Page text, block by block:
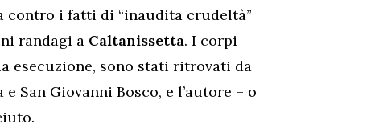
contro i fatti di “inaudita crudeltà”
randagi a Caltanissetta. I corpi
esecuzione, sono stati ritrovati da
San Giovanni Bosco, e l’autore – o